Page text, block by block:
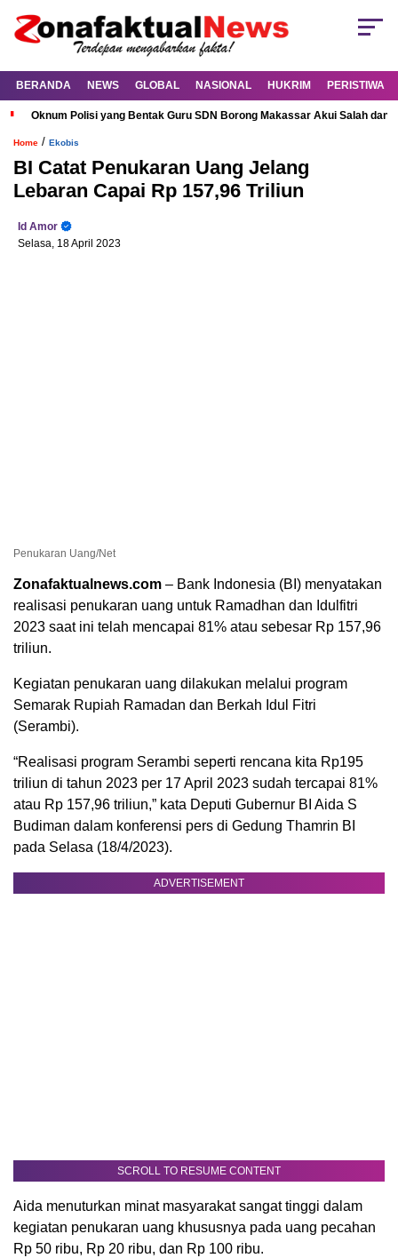
BERANDA NEWS GLOBAL NASIONAL HUKRIM PERISTIWA
Oknum Polisi yang Bentak Guru SDN Borong Makassar Akui Salah dan
Home / Ekobis
BI Catat Penukaran Uang Jelang
Lebaran Capai Rp 157,96 Triliun
Id Amor
Selasa, 18 April 2023
Penukaran Uang/Net
Zonafaktualnews.com – Bank Indonesia (BI) menyatakan
realisasi penukaran uang untuk Ramadhan dan Idulfitri
2023 saat ini telah mencapai 81% atau sebesar Rp 157,96
triliun.
Kegiatan penukaran uang dilakukan melalui program
Semarak Rupiah Ramadan dan Berkah Idul Fitri
(Serambi).
“Realisasi program Serambi seperti rencana kita Rp195
triliun di tahun 2023 per 17 April 2023 sudah tercapai 81%
atau Rp 157,96 triliun,” kata Deputi Gubernur BI Aida S
Budiman dalam konferensi pers di Gedung Thamrin BI
pada Selasa (18/4/2023).
ADVERTISEMENT
SCROLL TO RESUME CONTENT
Aida menuturkan minat masyarakat sangat tinggi dalam
kegiatan penukaran uang khususnya pada uang pecahan
Rp 50 ribu, Rp 20 ribu, dan Rp 100 ribu.